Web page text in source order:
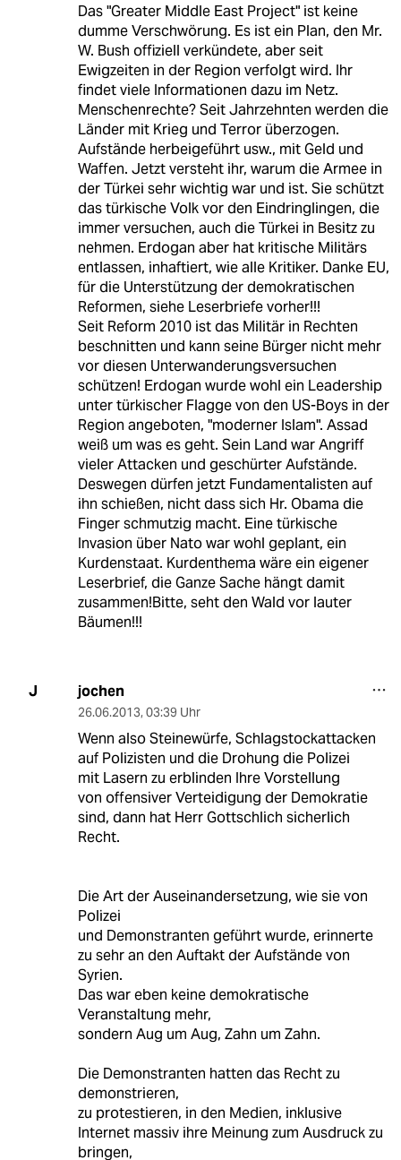
Das "Greater Middle East Project" ist keine
dumme Verschwörung. Es ist ein Plan, den Mr.
W. Bush offiziell verkündete, aber seit
Ewigzeiten in der Region verfolgt wird. Ihr
findet viele Informationen dazu im Netz.
Menschenrechte? Seit Jahrzehnten werden die
Länder mit Krieg und Terror überzogen.
Aufstände herbeigeführt usw., mit Geld und
Waffen. Jetzt versteht ihr, warum die Armee in
der Türkei sehr wichtig war und ist. Sie schützt
das türkische Volk vor den Eindringlingen, die
immer versuchen, auch die Türkei in Besitz zu
nehmen. Erdogan aber hat kritische Militärs
entlassen, inhaftiert, wie alle Kritiker. Danke EU,
für die Unterstützung der demokratischen
Reformen, siehe Leserbriefe vorher!!!
Seit Reform 2010 ist das Militär in Rechten
beschnitten und kann seine Bürger nicht mehr
vor diesen Unterwanderungsversuchen
schützen! Erdogan wurde wohl ein Leadership
unter türkischer Flagge von den US-Boys in der
Region angeboten, "moderner Islam". Assad
weiß um was es geht. Sein Land war Angriff
vieler Attacken und geschürter Aufstände.
Deswegen dürfen jetzt Fundamentalisten auf
ihn schießen, nicht dass sich Hr. Obama die
Finger schmutzig macht. Eine türkische
Invasion über Nato war wohl geplant, ein
Kurdenstaat. Kurdenthema wäre ein eigener
Leserbrief, die Ganze Sache hängt damit
zusammen!Bitte, seht den Wald vor lauter
Bäumen!!!
J jochen
26.06.2013, 03:39 Uhr
Wenn also Steinewürfe, Schlagstockattacken
auf Polizisten und die Drohung die Polizei
mit Lasern zu erblinden Ihre Vorstellung
von offensiver Verteidigung der Demokratie
sind, dann hat Herr Gottschlich sicherlich
Recht.
Die Art der Auseinandersetzung, wie sie von
Polizei
und Demonstranten geführt wurde, erinnerte
zu sehr an den Auftakt der Aufstände von
Syrien.
Das war eben keine demokratische
Veranstaltung mehr,
sondern Aug um Aug, Zahn um Zahn.
Die Demonstranten hatten das Recht zu
demonstrieren,
zu protestieren, in den Medien, inklusive
Internet massiv ihre Meinung zum Ausdruck zu
bringen,